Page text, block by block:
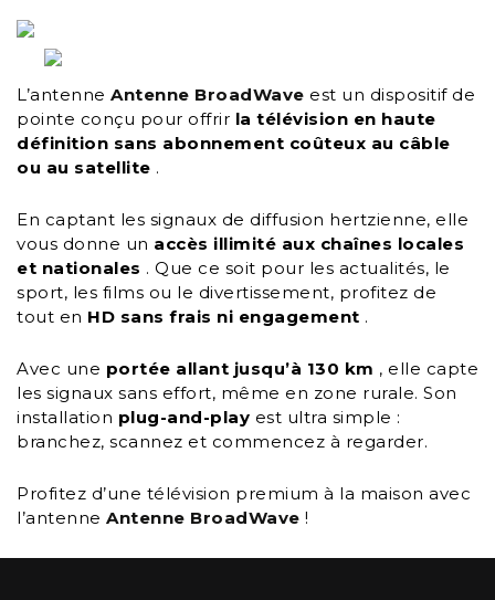
L’antenne Antenne BroadWave est un dispositif de
pointe conçu pour offrir la télévision en haute
définition sans abonnement coûteux au câble
ou au satellite .
En captant les signaux de diffusion hertzienne, elle
vous donne un accès illimité aux chaînes locales
et nationales . Que ce soit pour les actualités, le
sport, les films ou le divertissement, profitez de
tout en HD sans frais ni engagement .
Avec une portée allant jusqu’à 130 km , elle capte
les signaux sans effort, même en zone rurale. Son
installation plug-and-play est ultra simple :
branchez, scannez et commencez à regarder.
Profitez d’une télévision premium à la maison avec
l’antenne Antenne BroadWave !